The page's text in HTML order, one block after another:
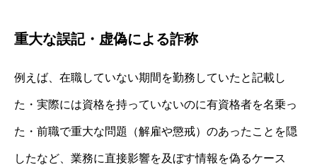
重大な誤記・虚偽による詐称
例えば、在職していない期間を勤務していたと記載し
た・実際には資格を持っていないのに有資格者を名乗っ
た・前職で重大な問題（解雇や懲戒）のあったことを隠
したなど、業務に直接影響を及ぼす情報を偽るケース